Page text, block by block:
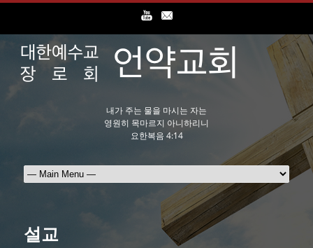
내가 주는 물을 마시는 자는
영원히 목마르지 아니하리니
요한복음 4:14
설교